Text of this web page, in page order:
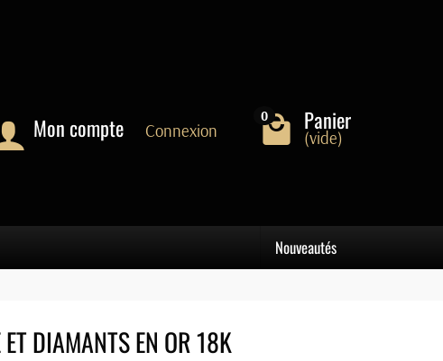
Mon compte Connexion
0 Panier
(vide)
Nouveautés
DIAMANTS EN OR 18K